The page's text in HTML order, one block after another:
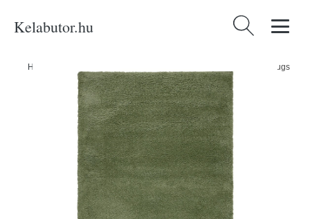
Kelabutor.hu Keresés:
Home Zöld szőnyeg 160x230 cm – Flair Rugs